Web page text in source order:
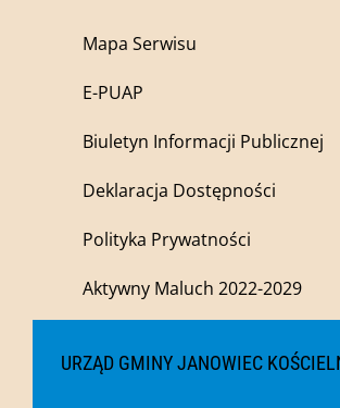
Mapa Serwisu
E-PUAP
Biuletyn Informacji Publicznej
Deklaracja Dostępności
Polityka Prywatności
Aktywny Maluch 2022-2029
URZĄD GMINY JANOWIEC